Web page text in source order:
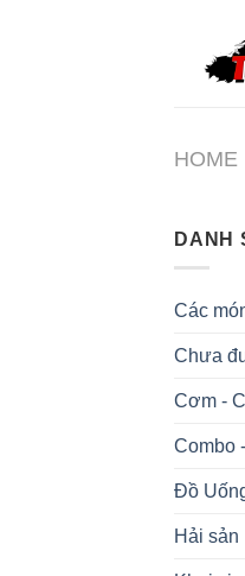
HOME
DANH
Các
Chưa
Cơm -
Combo
Đồ
Hải sản